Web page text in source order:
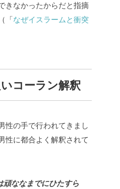
きなかったからだと指摘
「なぜイスラームと衝突
コーラン解釈
性の手で行われてきまし
性に都合よく解釈されて
頑ななまでにひたすら